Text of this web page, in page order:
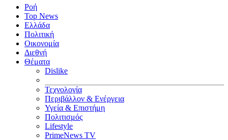
Ροή
Top News
Ελλάδα
Πολιτική
Οικονομία
Διεθνή
Θέματα
Dislike
Τεχνολογία
Περιβάλλον & Ενέργεια
Υγεία & Επιστήμη
Πολιτισμός
Lifestyle
PrimeNews TV